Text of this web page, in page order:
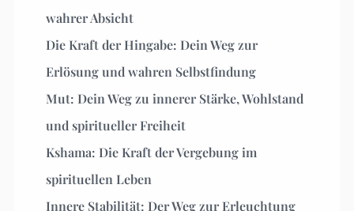
wahrer Absicht
Die Kraft der Hingabe: Dein Weg zur
Erlösung und wahren Selbstfindung
Mut: Dein Weg zu innerer Stärke, Wohlstand
und spiritueller Freiheit
Kshama: Die Kraft der Vergebung im
spirituellen Leben
Innere Stabilität: Der Weg zur Erleuchtung